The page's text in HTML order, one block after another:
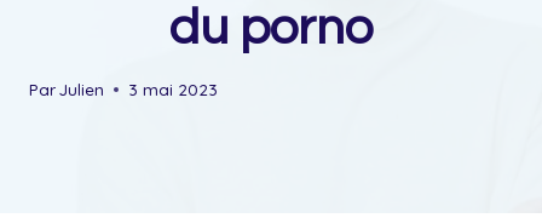
du porno
ParJulien 3 mai 2023